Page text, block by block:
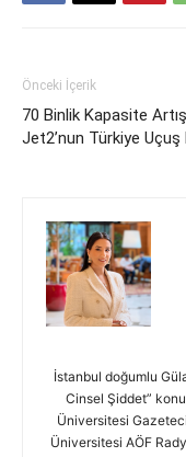
Önceki İçerik
70 Binlik Kapasite
Jet2’nun Türkiye Uçuş
İstanbul doğumlu
Cinsel Şiddet”
Üniversitesi
Üniversitesi AÖF